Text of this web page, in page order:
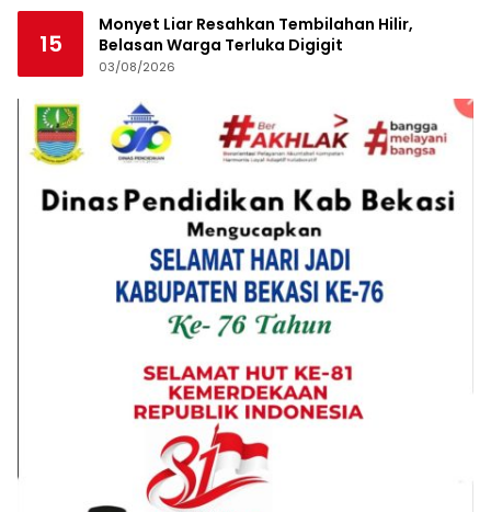
15
Monyet Liar Resahkan Tembilahan Hilir,
Belasan Warga Terluka Digigit
03/08/2026